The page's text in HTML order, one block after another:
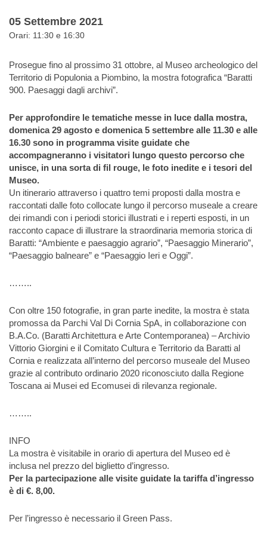
05 Settembre 2021
Orari: 11:30 e 16:30
Prosegue fino al prossimo 31 ottobre, al Museo archeologico del
Territorio di Populonia a Piombino, la mostra fotografica “Baratti
900. Paesaggi dagli archivi”.
Per approfondire le tematiche messe in luce dalla mostra,
domenica 29 agosto e domenica 5 settembre alle 11.30 e alle
16.30 sono in programma visite guidate che
accompagneranno i visitatori lungo questo percorso che
unisce, in una sorta di fil rouge, le foto inedite e i tesori del
Museo.
Un itinerario attraverso i quattro temi proposti dalla mostra e
raccontati dalle foto collocate lungo il percorso museale a creare
dei rimandi con i periodi storici illustrati e i reperti esposti, in un
racconto capace di illustrare la straordinaria memoria storica di
Baratti: “Ambiente e paesaggio agrario”, “Paesaggio Minerario”,
“Paesaggio balneare” e “Paesaggio Ieri e Oggi”.
……..
Con oltre 150 fotografie, in gran parte inedite, la mostra è stata
promossa da Parchi Val Di Cornia SpA, in collaborazione con
B.A.Co. (Baratti Architettura e Arte Contemporanea) – Archivio
Vittorio Giorgini e il Comitato Cultura e Territorio da Baratti al
Cornia e realizzata all’interno del percorso museale del Museo
grazie al contributo ordinario 2020 riconosciuto dalla Regione
Toscana ai Musei ed Ecomusei di rilevanza regionale.
……..
INFO
La mostra è visitabile in orario di apertura del Museo ed è
inclusa nel prezzo del biglietto d’ingresso.
Per la partecipazione alle visite guidate la tariffa d’ingresso
è di €. 8,00.
Per l’ingresso è necessario il Green Pass.